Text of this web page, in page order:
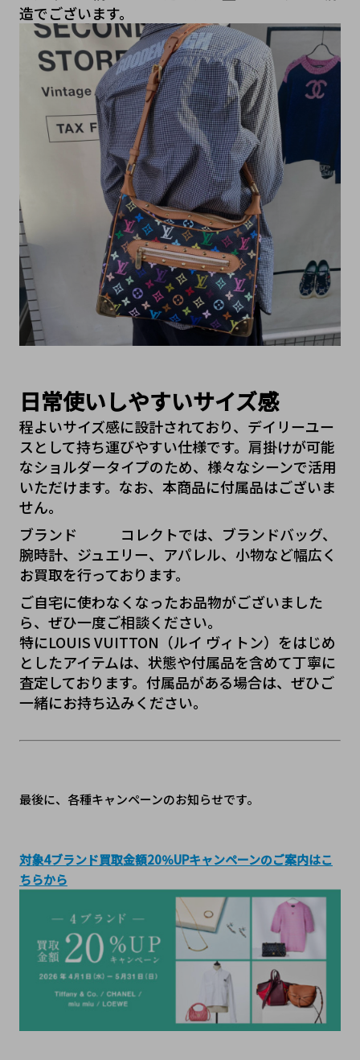
造でございます。
日常使いしやすいサイズ感
程よいサイズ感に設計されており、デイリーユー
スとして持ち運びやすい仕様です。肩掛けが可能
なショルダータイプのため、様々なシーンで活用
いただけます。なお、本商品に付属品はございま
せん。
ブランド   コレクトでは、ブランドバッグ、
腕時計、ジュエリー、アパレル、小物など幅広く
お買取を行っております。
ご自宅に使わなくなったお品物がございました
ら、ぜひ一度ご相談ください。
特にLOUIS VUITTON（ルイ ヴィトン）をはじめ
としたアイテムは、状態や付属品を含めて丁寧に
査定しております。付属品がある場合は、ぜひご
一緒にお持ち込みください。
最後に、各種キャンペーンのお知らせです。
対象4ブランド買取金額20％UPキャンペーンのご案内はこ
ちらから